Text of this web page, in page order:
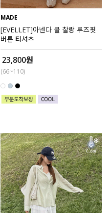
MADE
[EVELLET]아넨다 쿨 찰랑 루즈핏
버튼 티셔츠
23,800원
(66~110)